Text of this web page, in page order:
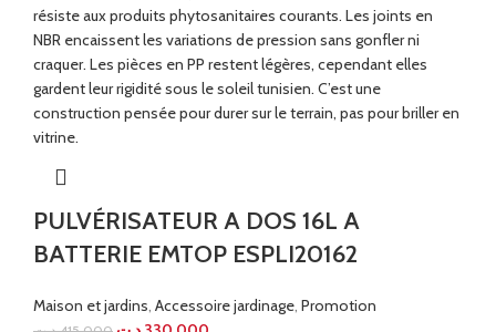
PULVÉRISATEUR A DOS 16L A
BATTERIE EMTOP ESPLI20162
Maison et jardins, Accessoire jardinage, Promotion